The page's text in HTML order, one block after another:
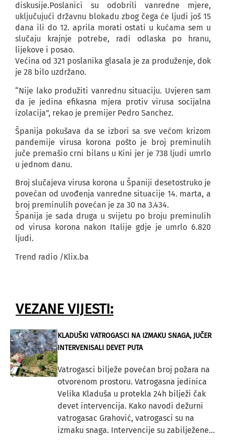
diskusije.Poslanici su odobrili vanredne mjere,
uključujući državnu blokadu zbog čega će ljudi još 15
dana ili do 12. aprila morati ostati u kućama sem u
slučaju krajnje potrebe, radi odlaska po hranu,
lijekove i posao.
Većina od 321 poslanika glasala je za produženje, dok
je 28 bilo uzdržano.
“Nije lako produžiti vanrednu situaciju. Uvjeren sam
da je jedina efikasna mjera protiv virusa socijalna
izolacija”, rekao je premijer Pedro Sanchez.
Španija pokušava da se izbori sa sve većom krizom
pandemije virusa korona pošto je broj preminulih
juče premašio crni bilans u Kini jer je 738 ljudi umrlo
u jednom danu.
Broj slučajeva virusa korona u Španiji desetostruko je
povećan od uvođenja vanredne situacije 14. marta, a
broj preminulih povećan je za 30 na 3.434.
Španija je sada druga u svijetu po broju preminulih
od virusa korona nakon Italije gdje je umrlo 6.820
ljudi.
Trend radio /Klix.ba
VEZANE VIJESTI:
KLADUŠKI VATROGASCI NA IZMAKU SNAGA, JUČER
INTERVENISALI DEVET PUTA
Vatrogasci bilježe povećan broj požara na
otvorenom prostoru. Vatrogasna jedinica
Velika Kladuša u protekla 24h bilježi čak
devet intervencija. Kako navodi dežurni
vatrogasac Grahović, vatrogasci su na
izmaku snaga. Intervencije su zabilježene...